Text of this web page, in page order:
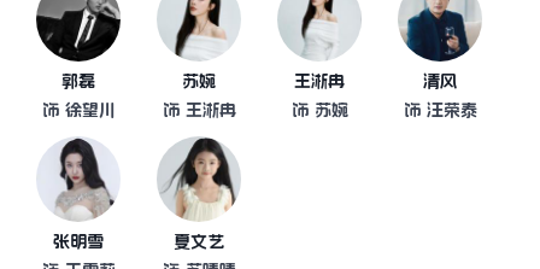
郭磊
饰 徐望川
苏婉
饰 王淅冉
王淅冉
饰 苏婉
清风
饰 汪荣泰
张明雪
夏文艺